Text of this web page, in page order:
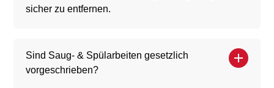
sicher zu entfernen.
Sind Saug- & Spülarbeiten gesetzlich
vorgeschrieben?